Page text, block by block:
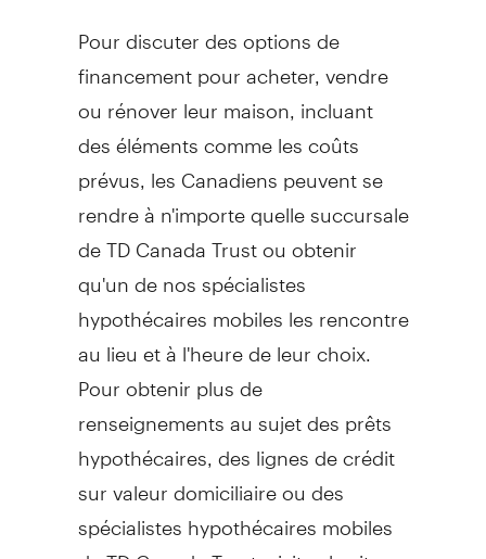
Pour discuter des options de
financement pour acheter, vendre
ou rénover leur maison, incluant
des éléments comme les coûts
prévus, les Canadiens peuvent se
rendre à n'importe quelle succursale
de TD Canada Trust ou obtenir
qu'un de nos spécialistes
hypothécaires mobiles les rencontre
au lieu et à l'heure de leur choix.
Pour obtenir plus de
renseignements au sujet des prêts
hypothécaires, des lignes de crédit
sur valeur domiciliaire ou des
spécialistes hypothécaires mobiles